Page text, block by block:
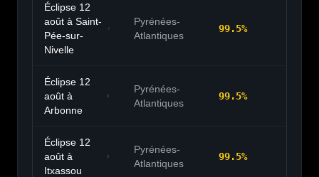
Éclipse 12
août à Saint-
Pée-sur-
Nivelle
Pyrénées-
Atlantiques
99.5%
Éclipse 12
août à
Arbonne
Pyrénées-
Atlantiques
99.5%
Éclipse 12
août à
Itxassou
Pyrénées-
Atlantiques
99.5%